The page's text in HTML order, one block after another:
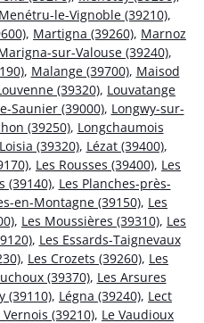
Menétru-le-Vignoble (39210),
, Martigna (39260), Marnoz
sur-Valouse (39240),
, Malange (39700), Maisod
(39320), Louvatange
Saunier (39000), Longwy-sur-
(39250), Longchaumois
Loisia (39320), Lézat (39400),
, Les Rousses (39400), Les
(39140), Les Planches-près-
en-Montagne (39150), Les
, Les Moussières (39310), Les
, Les Essards-Taignevaux
, Les Crozets (39260), Les
(39370), Les Arsures
(39110), Légna (39240), Lect
Vernois (39210), Le Vaudioux